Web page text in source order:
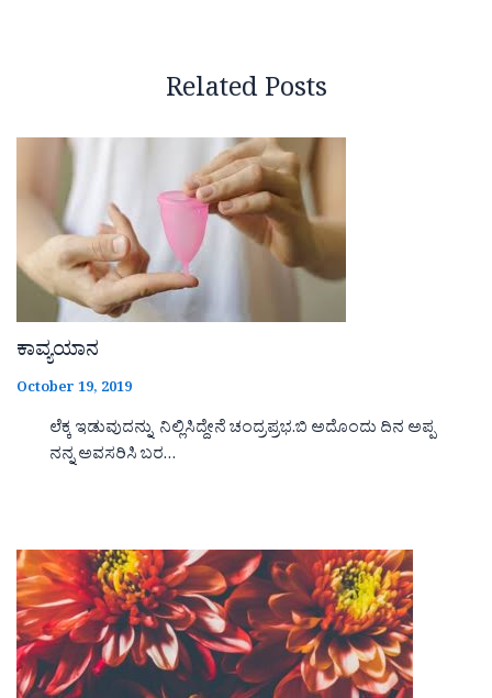
Related Posts
ಕಾವ್ಯಯಾನ
October 19, 2019
ಲೆಕ್ಕ ಇಡುವುದನ್ನು ನಿಲ್ಲಿಸಿದ್ದೇನೆ ಚಂದ್ರಪ್ರಭ.ಬಿ ಅದೊಂದು ದಿನ ಅಪ್ಪ
ನನ್ನ ಅವಸರಿಸಿ ಬರ…